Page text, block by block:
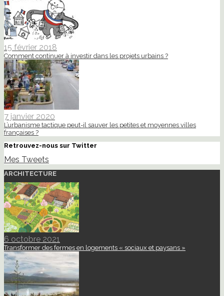
15 février 2018
Comment continuer à investir dans les projets urbains ?
7 janvier 2020
L’urbanisme tactique peut-il sauver les petites et moyennes villes
françaises ?
Retrouvez-nous sur Twitter
Mes Tweets
ARCHITECTURE
6 octobre 2021
Transformer des fermes en logements « sociaux et paysans »